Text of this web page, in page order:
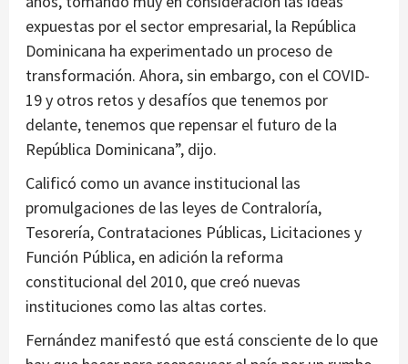
expuestas por el sector empresarial, la República
Dominicana ha experimentado un proceso de
transformación. Ahora, sin embargo, con el COVID-
19 y otros retos y desafíos que tenemos por
delante, tenemos que repensar el futuro de la
República Dominicana”, dijo.
Calificó como un avance institucional las
promulgaciones de las leyes de Contraloría,
Tesorería, Contrataciones Públicas, Licitaciones y
Función Pública, en adición la reforma
constitucional del 2010, que creó nuevas
instituciones como las altas cortes.
Fernández manifestó que está consciente de lo que